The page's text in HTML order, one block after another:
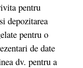
pentru
depozitarea
pentru o
de date
dv. pentru a